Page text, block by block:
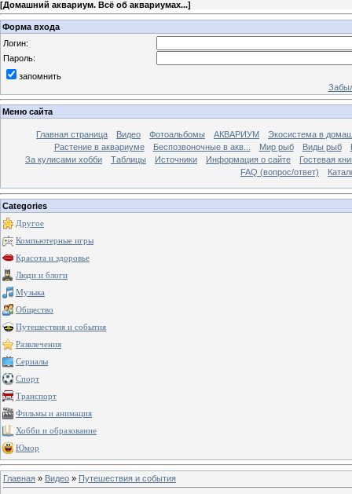
[Домашний аквариум. Всё об аквариумах...]
Форма входа
Логин:
Пароль:
запомнить
Меню сайта
Главная страница Видео Фотоальбомы АКВАРИУМ
Экосистема в
Растение в аквариуме
Беспозвоночные в акв... Мир рыб Виды рыб
За кулисами хобби
Таблицы Источники Информация о сайте
Гостевая
FAQ (вопрос/ответ)
Categories
Другое
Компьютерные игры
Красота и здоровье
Люди и блоги
Музыка
Общество
Путешествия и события
Развлечения
Сериалы
Спорт
Транспорт
Фильмы и анимация
Хобби и образование
Юмор
Главная » Видео » Путешествия и события